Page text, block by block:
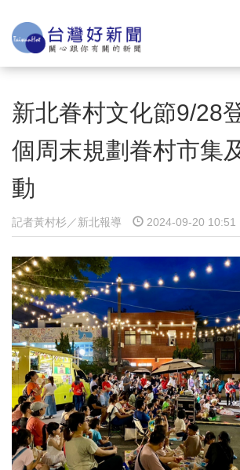
新北眷村文化節9/
個周末規劃眷村市集
動
記者黃村杉／新北報導 2024-09-20 10:51